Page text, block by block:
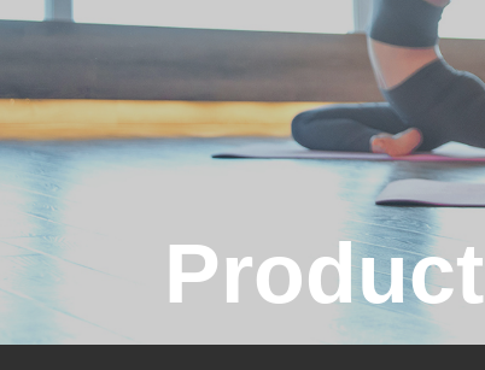
Product